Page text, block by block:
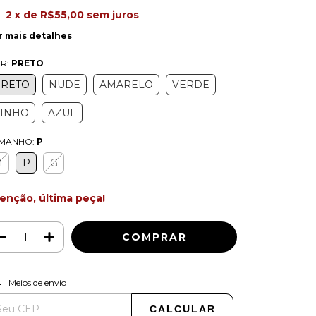
2 x de R$55,00 sem juros
mais detalhes
PRETO
NUDE AMARELO VERDE
AZUL
P
P G
última peça!
para o CEP:
Meios de envio
CALCULAR